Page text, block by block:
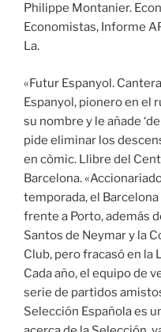
Philippe Montanier.
Economistas, Informe
La.
«Futur Espanyol.
Espanyol, pionero en el
su nombre y le añade
pide eliminar los
en còmic. Llibre del
Barcelona.
temporada, el
frente a Porto, además
Santos de Neymar y la
Club, pero fracasó en la
Cada año, el equipo de
serie de partidos
Selección Española es